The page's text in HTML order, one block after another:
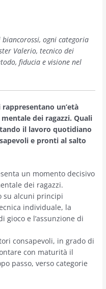
ogni categoria
Valerio, tecnico dei
fiducia e visione nel
un’età
dei ragazzi. Quali
il lavoro quotidiano
e pronti al salto
un momento decisivo
dei ragazzi.
su alcuni principi
individuale, la
gioco e l’assunzione di
consapevoli, in grado di
con maturità il
passo, verso categorie